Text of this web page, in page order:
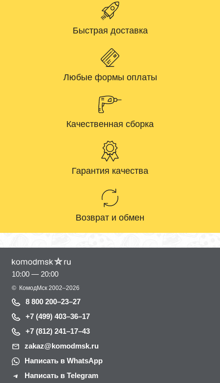
Быстрая доставка
Любые формы оплаты
Качественная сборка
Гарантия качества
Возврат и обмен
10:00 — 20:00
© КомодМск 2002–2026
8 800 200–23–27
+7 (499) 403–36–17
+7 (812) 241–17–43
zakaz@komodmsk.ru
Написать в WhatsApp
Написать в Telegram